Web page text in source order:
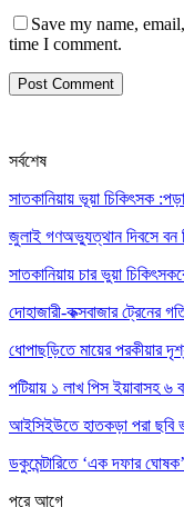
Save my name,
time I comment.
সর্বশেষ
সাতকানিয়ায় ভূয়া চিকিৎসক
জুলাই গণঅভ্যুত্থান দিবসে বন
সাতকানিয়ায় চার ভুয়া
দোহাজারী-কক্সবাজার ট্রেনের
ধোপাছড়িতে মায়ের পরকীয়ার
পটিয়ায় ১ লাখ পিস ইয়াবাসহ ৬
আইসিইউতে হাতকড়া পরা ছবি
ডকুমেন্টারিতে ‘এক দফার
পরেআগে